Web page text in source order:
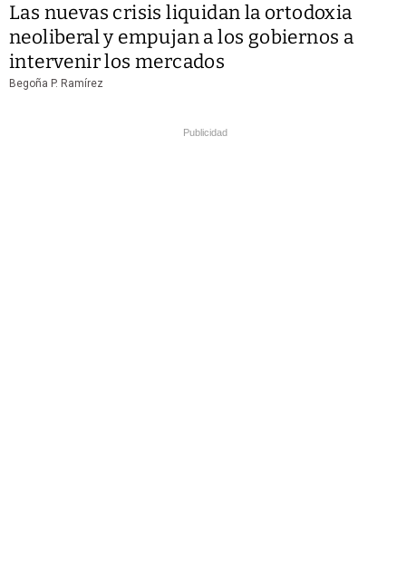
Las nuevas crisis liquidan la ortodoxia
neoliberal y empujan a los gobiernos a
intervenir los mercados
Begoña P. Ramírez
Publicidad